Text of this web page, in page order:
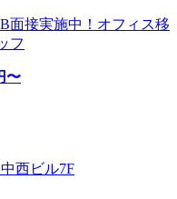
面接実施中！オフィス移
フ
〜
西ビル7F